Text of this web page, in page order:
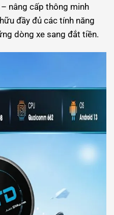
nâng cấp thông minh
đầy đủ các tính năng
dòng xe sang đắt tiền.